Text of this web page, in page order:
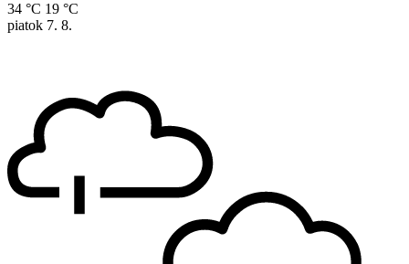
34 °C 19 °C
piatok 7. 8.